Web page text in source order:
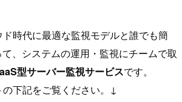
時代に最適な監視モデルと誰でも簡
、システムの運用・監視にチームで取
型サーバー監視サービスです。
下記をご覧ください。↓